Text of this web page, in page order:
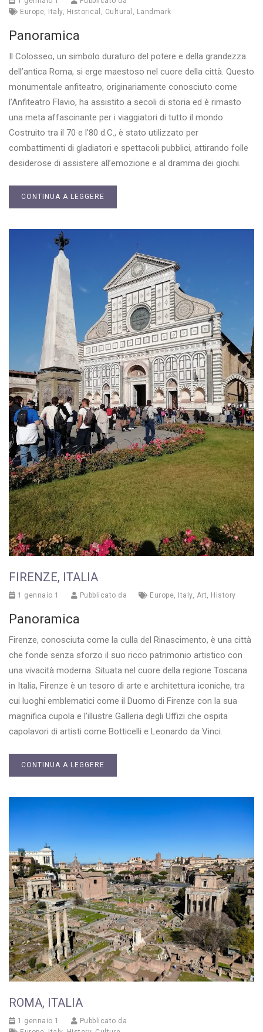
Europe, Italy, Historical , Cultural , Landmark
Panoramica
Il Colosseo, un simbolo duraturo del potere e della grandezza
dell’antica Roma, si erge maestoso nel cuore della città. Questo
monumentale anfiteatro, originariamente conosciuto come
l’Anfiteatro Flavio, ha assistito a secoli di storia ed è rimasto
una meta affascinante per i viaggiatori di tutto il mondo.
Costruito tra il 70 e l'80 d.C., è stato utilizzato per
combattimenti di gladiatori e spettacoli pubblici, attirando folle
desiderose di assistere all’emozione e al dramma dei giochi.
CONTINUA A LEGGERE
FIRENZE, ITALIA
1 gennaio 1 Pubblicato da Europe, Italy, Art, History
Panoramica
Firenze, conosciuta come la culla del Rinascimento, è una città
che fonde senza sforzo il suo ricco patrimonio artistico con
una vivacità moderna. Situata nel cuore della regione Toscana
in Italia, Firenze è un tesoro di arte e architettura iconiche, tra
cui luoghi emblematici come il Duomo di Firenze con la sua
magnifica cupola e l’illustre Galleria degli Uffizi che ospita
capolavori di artisti come Botticelli e Leonardo da Vinci.
CONTINUA A LEGGERE
ROMA, ITALIA
1 gennaio 1
Pubblicato da